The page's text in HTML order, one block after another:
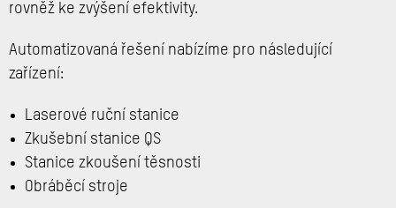
rovněž ke zvýšení efektivity.
Automatizovaná řešení nabízíme pro následující
zařízení:
Laserové ruční stanice
Zkušební stanice QS
Stanice zkoušení těsnosti
Obráběcí stroje